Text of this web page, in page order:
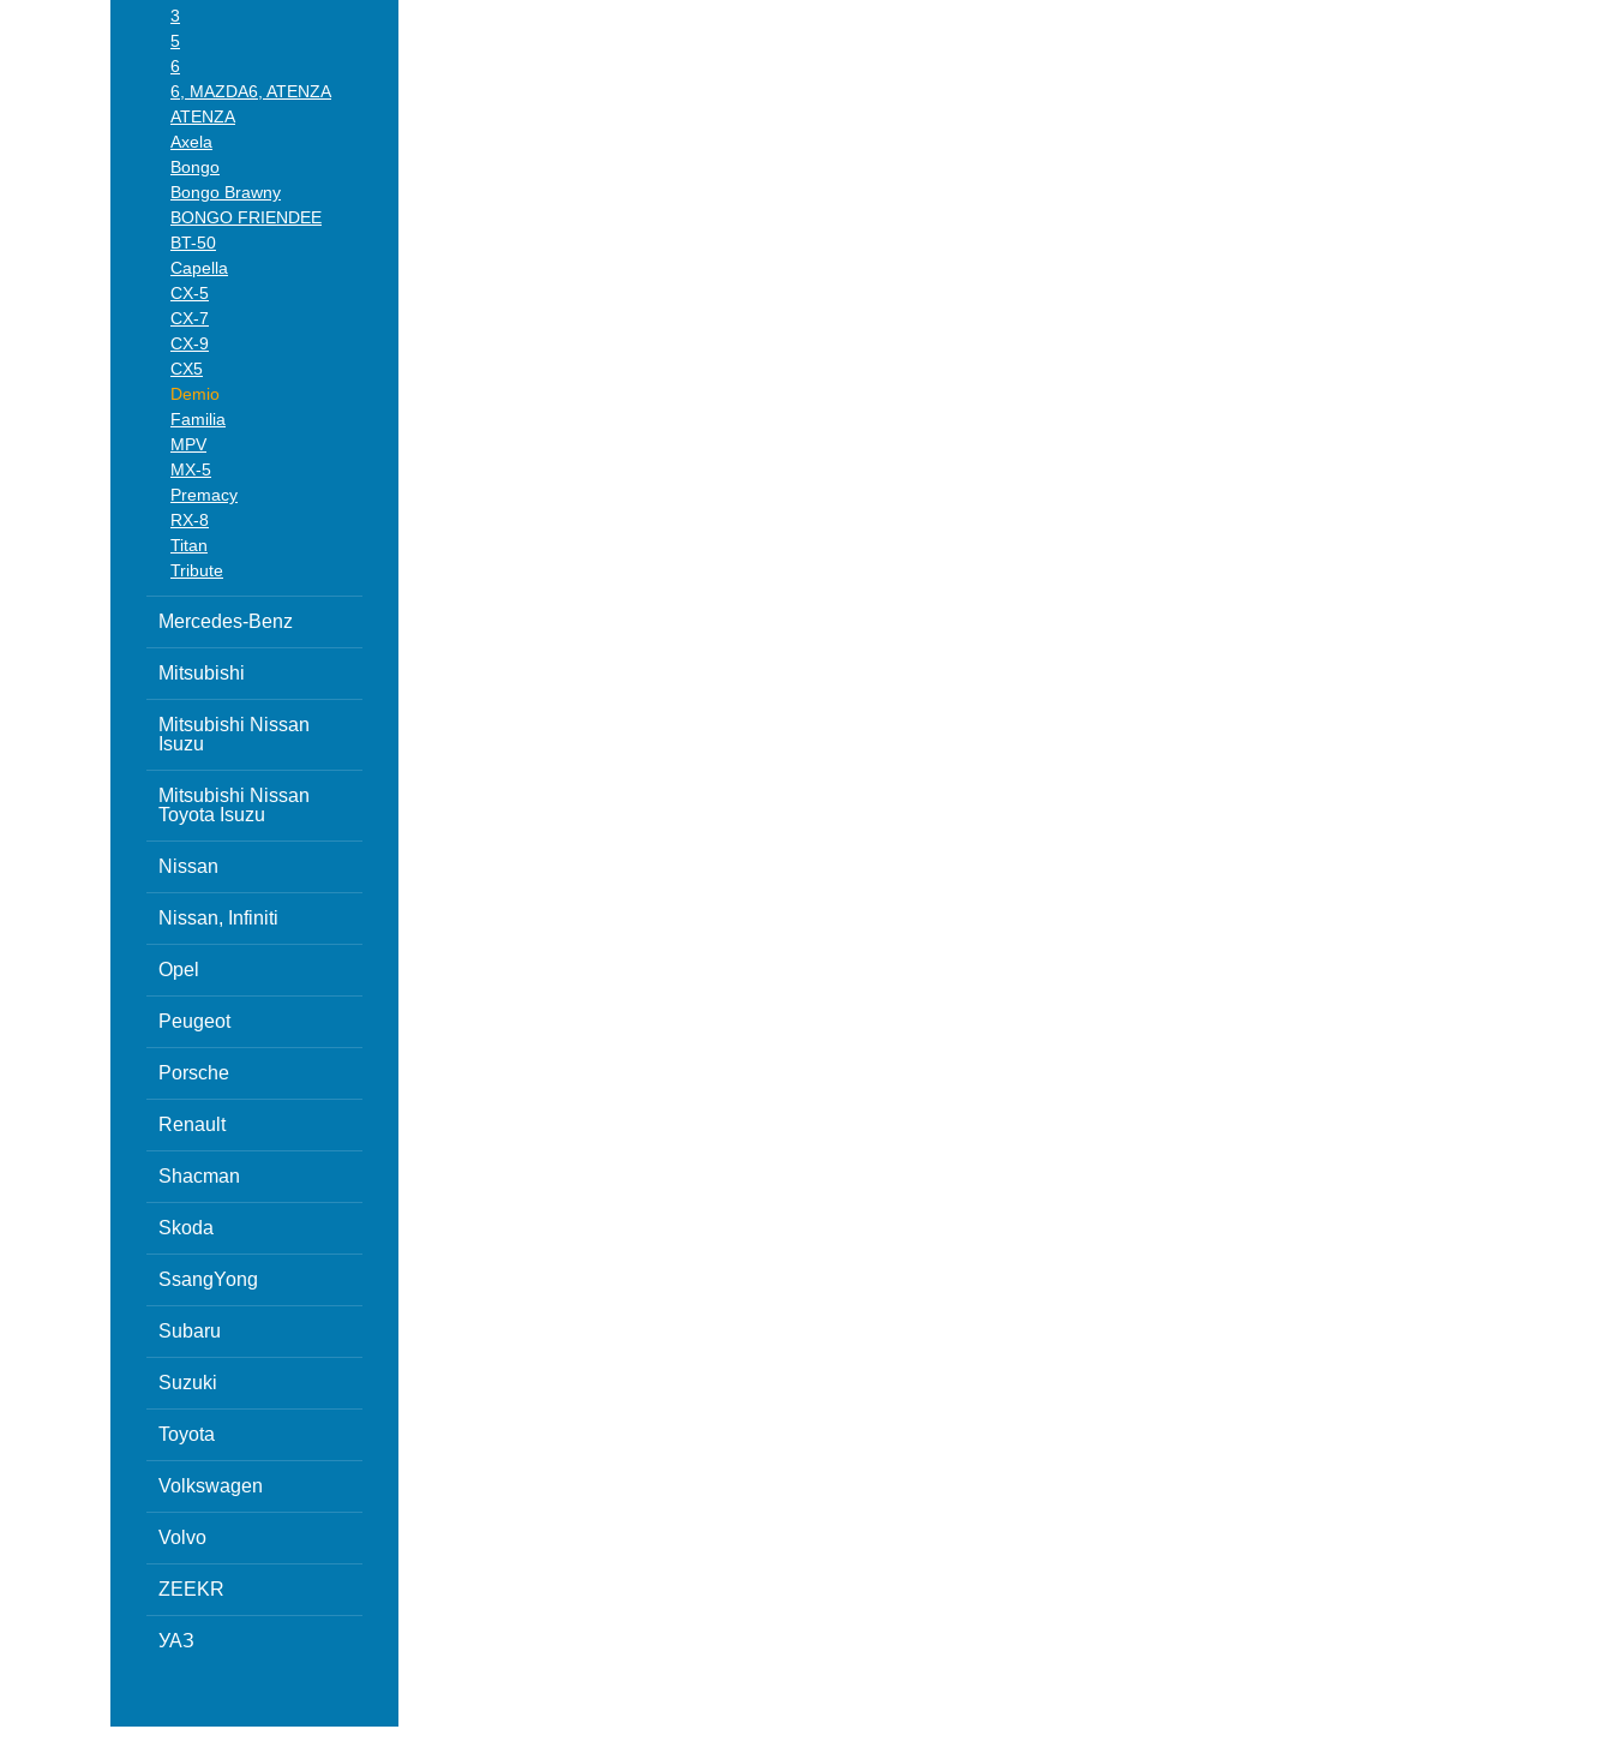
3
5
6
6, MAZDA6, ATENZA
ATENZA
Axela
Bongo
Bongo Brawny
BONGO FRIENDEE
BT-50
Capella
CX-5
CX-7
CX-9
CX5
Demio
Familia
MPV
MX-5
Premacy
RX-8
Titan
Tribute
Mercedes-Benz
Mitsubishi
Mitsubishi Nissan
Isuzu
Mitsubishi Nissan
Toyota Isuzu
Nissan
Nissan, Infiniti
Opel
Peugeot
Porsche
Renault
Shacman
Skoda
SsangYong
Subaru
Suzuki
Toyota
Volkswagen
Volvo
ZEEKR
УАЗ